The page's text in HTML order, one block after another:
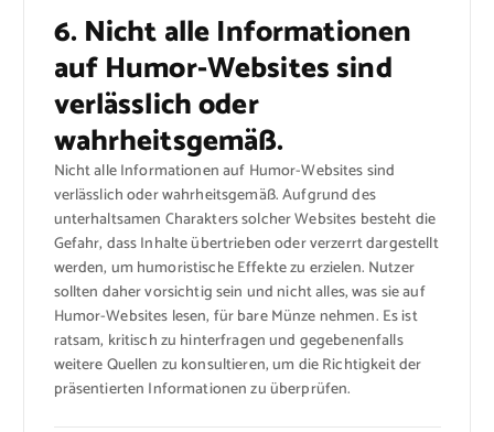
6. Nicht alle Informationen
auf Humor-Websites sind
verlässlich oder
wahrheitsgemäß.
Nicht alle Informationen auf Humor-Websites sind
verlässlich oder wahrheitsgemäß. Aufgrund des
unterhaltsamen Charakters solcher Websites besteht die
Gefahr, dass Inhalte übertrieben oder verzerrt dargestellt
werden, um humoristische Effekte zu erzielen. Nutzer
sollten daher vorsichtig sein und nicht alles, was sie auf
Humor-Websites lesen, für bare Münze nehmen. Es ist
ratsam, kritisch zu hinterfragen und gegebenenfalls
weitere Quellen zu konsultieren, um die Richtigkeit der
präsentierten Informationen zu überprüfen.